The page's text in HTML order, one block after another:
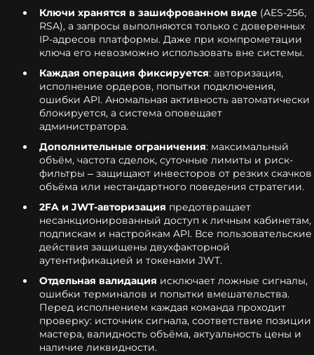
Ключи хранятся в зашифрованном виде (AES-256,
RSA), а запросы выполняются только с доверенных
IP-адресов платформы. Даже при компрометации
ключа его невозможно использовать вне системы.
Каждая операция фиксируется: авторизация,
исполнение ордеров, попытки подключения,
ошибки API. Аномальная активность автоматически
блокируется, а система оповещает
администратора.
Дополнительные ограничения: максимальный
объём, частота сделок, суточные лимиты и риск-
фильтры – защищают инвесторов от резких скачков
объёма или нестандартного поведения стратегии.
2FA и JWT-авторизация предотвращает
несанкционированный доступ к личным кабинетам,
подпискам и настройкам API. Все пользовательские
действия защищены двухфакторной
аутентификацией и токенами JWT.
Отдельная валидация исключает ложные сигналы,
ошибки терминалов и попытки вмешательства.
Перед исполнением каждая команда проходит
проверку: источник сигнала, соответствие позиции
мастера, валидность объёма, актуальность цены и
наличие ликвидности.